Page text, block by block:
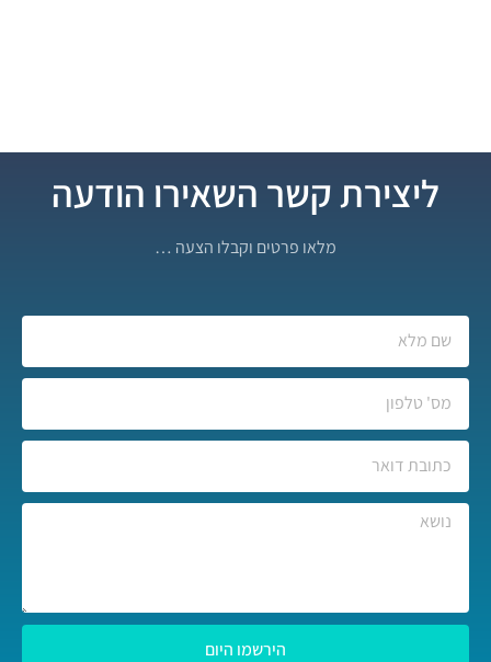
ליצירת קשר השאירו הודעה
מלאו פרטים וקבלו הצעה …
הירשמו היום